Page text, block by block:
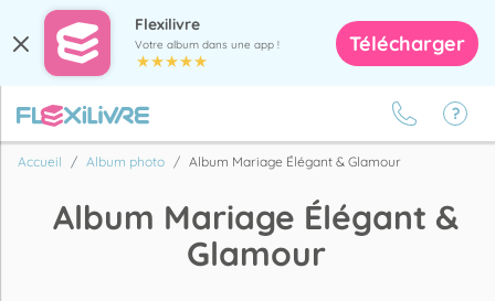
Flexilivre
Votre album dans une app ! Télécharger
Accueil Album photo Album Mariage Élégant & Glamour
Album Mariage Élégant &
Glamour